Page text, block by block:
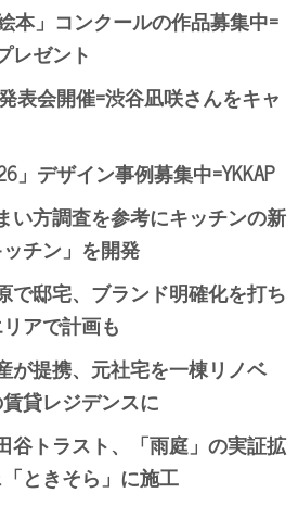
本」コンクールの作品募集中=
レゼント
表会開催=渋谷凪咲さんをキャ
」デザイン事例募集中=YKKAP
い方調査を参考にキッチンの新
チン」を開発
で邸宅、ブランド明確化を打ち
アで計画も
が提携、元社宅を一棟リノベ
貸レジデンスに
谷トラスト、「雨庭」の実証拡
ときそら」に施工